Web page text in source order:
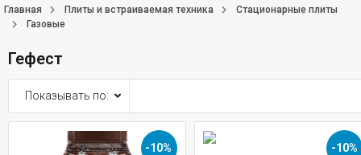
Главная Плиты и встраиваемая техника
Стационарные плиты
Газовые
Гефест
Показывать по:
-10% -10%